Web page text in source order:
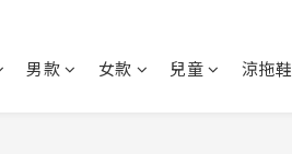
男款 女款 兒童 涼拖鞋